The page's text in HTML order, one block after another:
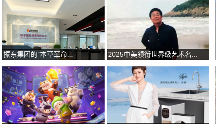
振东集团的”本草革命... 2025中美领衔世界级艺术名...